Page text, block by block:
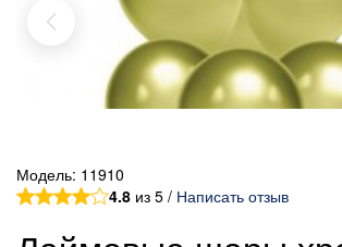
Модель: 11910
4.8 из 5 / Написать отзыв